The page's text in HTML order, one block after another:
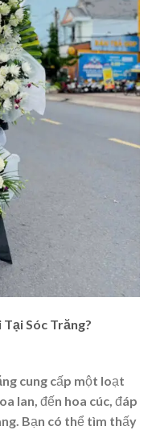
Sóc Trăng?
cung cấp một loạt
lan, đến hoa cúc, đáp
Bạn có thể tìm thấy